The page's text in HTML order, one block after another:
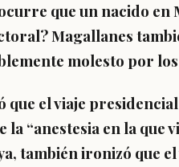
que un nacido en
Magallanes
molesto por
que el viaje
“anestesia en la que
también ironizó que